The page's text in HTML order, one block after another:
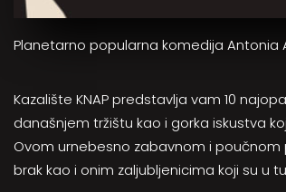
Planetarno popularna komedija Antonia
Kazalište KNAP predstavlja vam 10
današnjem tržištu kao i gorka iskustva
Ovom urnebesno zabavnom i poučnom
brak kao i onim zaljubljenicima koji su u